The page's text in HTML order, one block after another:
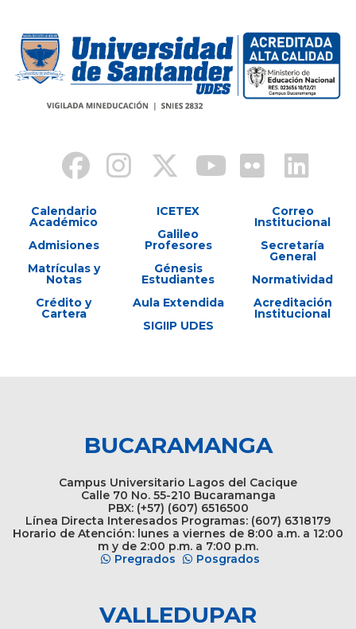
Calendario
Académico
Admisiones
Matrículas y
Notas
Crédito y
Cartera
ICETEX
Galileo
Profesores
Génesis
Estudiantes
Aula Extendida
SIGIIP UDES
Correo
Institucional
Secretaría
General
Normatividad
Acreditación
Institucional
BUCARAMANGA
Campus Universitario Lagos del Cacique
Calle 70 No. 55-210 Bucaramanga
PBX: (+57) (607) 6516500
Línea Directa Interesados Programas: (607) 6318179
Horario de Atención: lunes a viernes de 8:00 a.m. a 12:00
m y de 2:00 p.m. a 7:00 p.m.
Pregrados
Posgrados
VALLEDUPAR